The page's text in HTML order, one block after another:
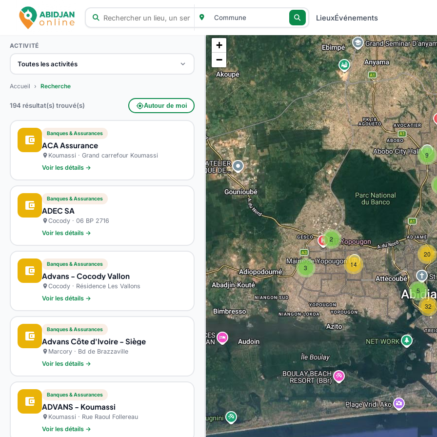
LieuxÉvénements
ACTIVITÉ
Toutes les activités
Accueil › Recherche
194 résultat(s) trouvé(s) my_locationAutour de moi
account_balance_wallet
Banques & Assurances
ACA Assurance
location_on Koumassi · Grand carrefour Koumassi
Voir les détails →
account_balance_wallet
Banques & Assurances
ADEC SA
location_onCocody · 06 BP 2716
Voir les détails →
account_balance_wallet
Banques & Assurances
Advans - Cocody Vallon
location_onCocody · Résidence Les Vallons
Voir les détails →
account_balance_wallet
Banques & Assurances
Advans Côte d'Ivoire - Siège
location_on Marcory · Bd de Brazzaville
Voir les détails →
account_balance_wallet
Banques & Assurances
ADVANS - Koumassi
location_on Koumassi · Rue Raoul Follereau
Voir les détails →
2
3 14
5
32
9
20
+
−